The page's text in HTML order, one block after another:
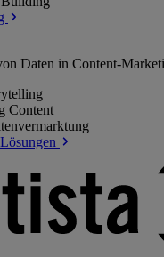
Daten in Content-
Content